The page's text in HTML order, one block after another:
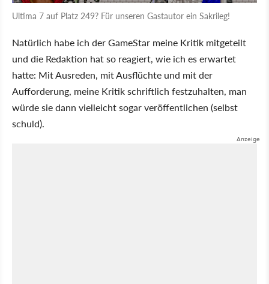
Ultima 7 auf Platz 249? Für unseren Gastautor ein Sakrileg!
Natürlich habe ich der GameStar meine Kritik mitgeteilt
und die Redaktion hat so reagiert, wie ich es erwartet
hatte: Mit Ausreden, mit Ausflüchte und mit der
Aufforderung, meine Kritik schriftlich festzuhalten, man
würde sie dann vielleicht sogar veröffentlichen (selbst
schuld).